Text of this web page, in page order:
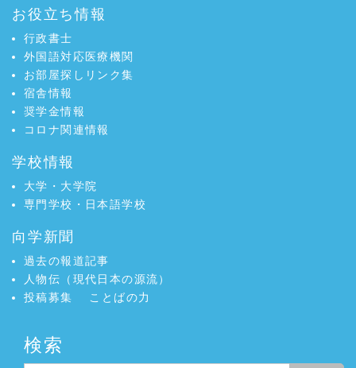
お役立ち情報
行政書士
外国語対応医療機関
お部屋探しリンク集
宿舎情報
奨学金情報
コロナ関連情報
学校情報
大学・大学院
専門学校・日本語学校
向学新聞
過去の報道記事
人物伝（現代日本の源流）
投稿募集
ことばの力
検索